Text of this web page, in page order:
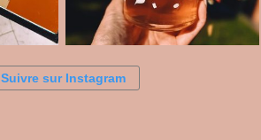
Suivre sur Instagram